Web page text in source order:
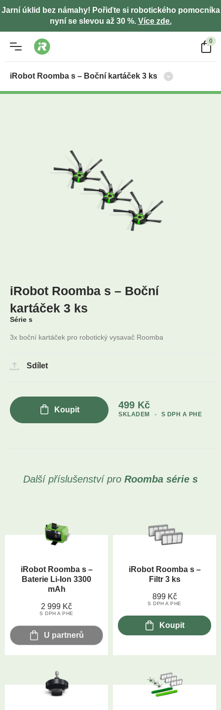
Jarní úklid bez námahy! Pořiďte si robotického pomocníka
nyní se slevou až 30 %. Více zde.
0
iRobot Roomba s – Boční kartáček 3 ks
iRobot Roomba s – Boční
kartáček 3 ks
Série s
3x boční kartáček pro robotický vysavač Roomba
Sdílet
Koupit 499 Kč
S DPH A PHE
SKLADEM
Další příslušenství pro Roomba série s
iRobot Roomba s –
Baterie Li-Ion 3300
mAh
2 999 Kč
S DPH A PHE
U partnerů
iRobot Roomba s –
Filtr 3 ks
899 Kč
S DPH A PHE
Koupit